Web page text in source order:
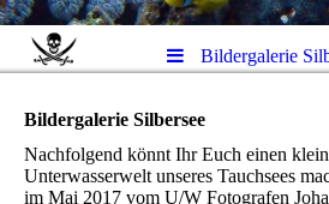
Bildergalerie
Bildergalerie Silbersee
Nachfolgend könnt Ihr Euch einen
Unterwasserwelt unseres Tauchsees
im Mai 2017 vom U/W Fotografen